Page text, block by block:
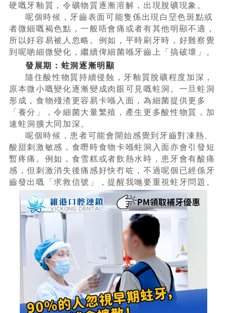
硬嘅牙釉質，令礦物質逐漸溶解，出現脫礦現象。
呢個時候，牙齒表面可能隻係出現白堊色斑點或
者微細嘅褐色點，一般唔會痛或者有其他明顯不適，
所以好容易被人忽略。例如，平時刷牙時，好難察覺
到呢啲細微變化，繼續俾細菌喺牙齒上「搞破壞」。
發展期：蛀洞逐漸明顯
隨住酸性物質持續侵蝕，牙釉質脫礦程度加深，
原本微小嘅變化逐漸變成肉眼可見嘅蛀洞。一旦蛀洞
形成，食物殘渣更容易卡喺入面，為細菌提供更多
「養分」，令細菌大量繁殖，產生更多酸性物質，加
速蛀洞擴大同加深。
呢個時候，患者可能會開始感覺到牙齒對凍熱、
酸甜刺激敏感，食嘢時食物卡喺蛀洞入面亦會引發短
暫疼痛。例如，食雪糕或者飲熱水時，患牙會有酸痛
感，但刺激消失後痛感好快冇咗，不過呢個已經係牙
齒發出嘅「求救信號」，提醒我哋要重視蛀牙問題。